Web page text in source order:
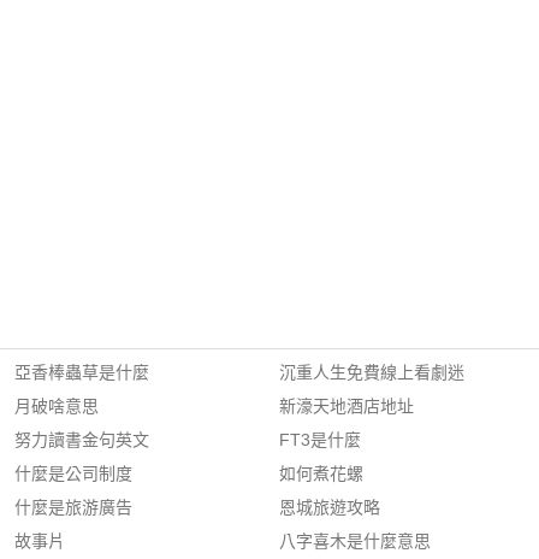
亞香棒蟲草是什麼
月破啥意思
努力讀書金句英文
什麼是公司制度
什麼是旅游廣告
故事片
沉重人生免費線上看劇迷
新濠天地酒店地址
FT3是什麼
如何煮花螺
恩城旅遊攻略
八字喜木是什麼意思